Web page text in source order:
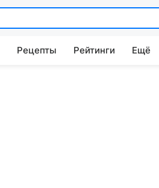
Рецепты Рейтинги Ещё